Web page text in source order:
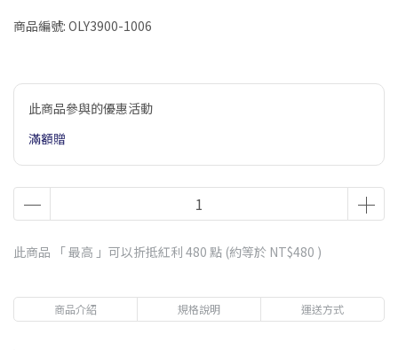
商品編號: OLY3900-1006
此商品參與的優惠活動
滿額贈
此商品 「 最高 」可以折抵紅利 480 點 (約等於 NT$480 )
商品介紹 規格說明 運送方式